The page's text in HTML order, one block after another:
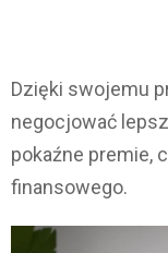
Dzięki swojemu
negocjować
pokaźne premie,
finansowego.